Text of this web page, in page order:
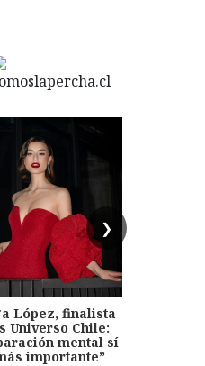
❯
López, finalista
Universo Chile:
mental sí
importante”